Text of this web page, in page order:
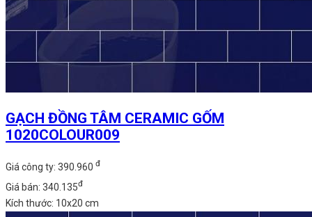
GẠCH ĐỒNG TÂM CERAMIC GỐM
1020COLOUR009
Giá công ty: 390.960 đ
Giá bán: 340.135đ
Kích thước: 10x20 cm